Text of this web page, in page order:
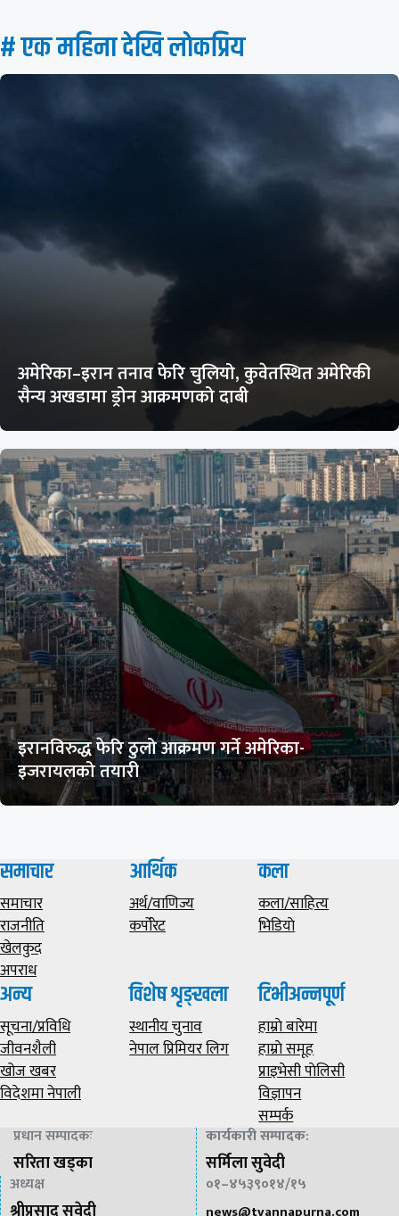
# एक महिना देखि लाेकप्रिय
अमेरिका–इरान तनाव फेरि चुलियो, कुवेतस्थित अमेरिकी
सैन्य अखडामा ड्रोन आक्रमणको दाबी
इरानविरुद्ध फेरि ठुलो आक्रमण गर्ने अमेरिका-
इजरायलको तयारी
समाचार
समाचार
राजनीति
खेलकुद
अपराध
आर्थिक
अर्थ/वाणिज्य
कर्पोरेट
कला
कला/साहित्य
भिडियाे
अन्य
सूचना/प्रविधि
जीवनशैली
खोज खबर
विदेशमा नेपाली
विशेष शृङ्खला
स्थानीय चुनाव
नेपाल प्रिमियर लिग
टिभीअन्नपूर्ण
हाम्राे बारेमा
हाम्राे समूह
प्राइभेसी पाेलिसी
विज्ञापन
सम्पर्क
प्रधान सम्पादकः
सरिता खड्का
कार्यकारी सम्पादक:
सर्मिला सुवेदी
अध्यक्ष ०१–४५३९०१४/१५